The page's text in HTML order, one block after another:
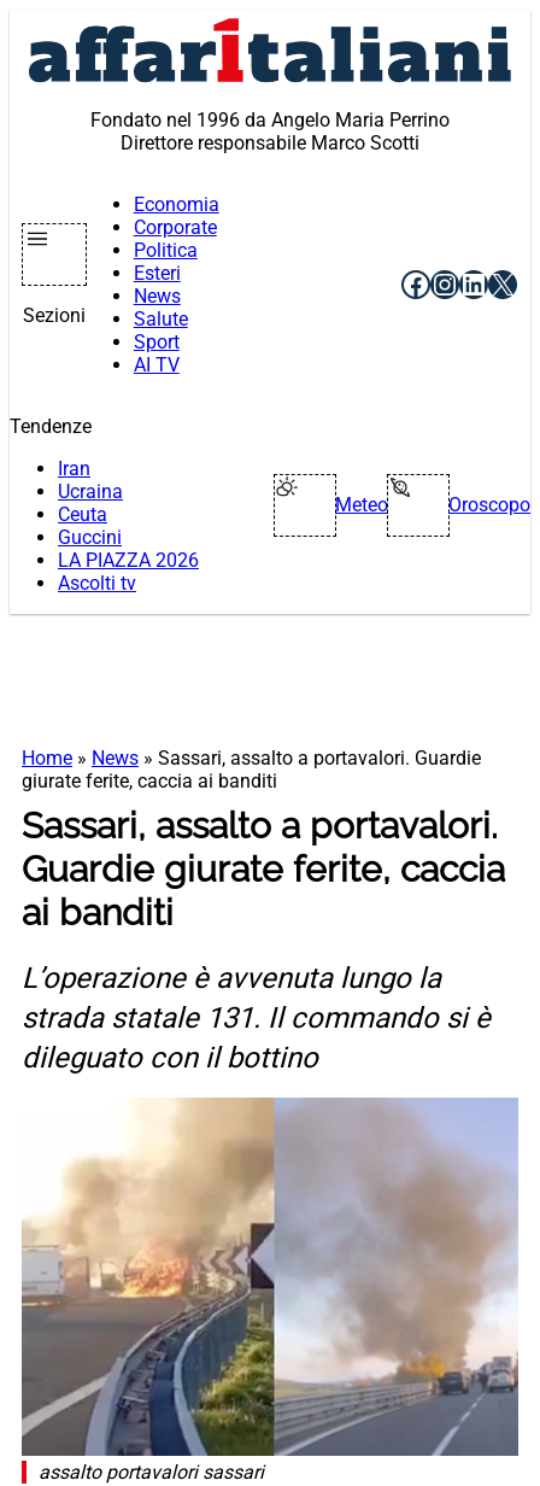
contenuto
Fondato nel 1996 da Angelo Maria Perrino
Direttore responsabile Marco Scotti
Sezioni
Economia
Corporate
Politica
Esteri
News
Salute
Sport
AI TV
Facebook
X
Tendenze
Iran
Ucraina
Ceuta
Guccini
LA PIAZZA 2026
Ascolti tv
Meteo Oroscopo
Home » News » Sassari, assalto a portavalori. Guardie
giurate ferite, caccia ai banditi
Sassari, assalto a portavalori.
Guardie giurate ferite, caccia
ai banditi
L’operazione è avvenuta lungo la
strada statale 131. Il commando si è
dileguato con il bottino
assalto portavalori sassari